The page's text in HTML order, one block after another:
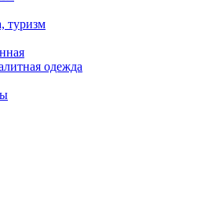
туризм
одежда